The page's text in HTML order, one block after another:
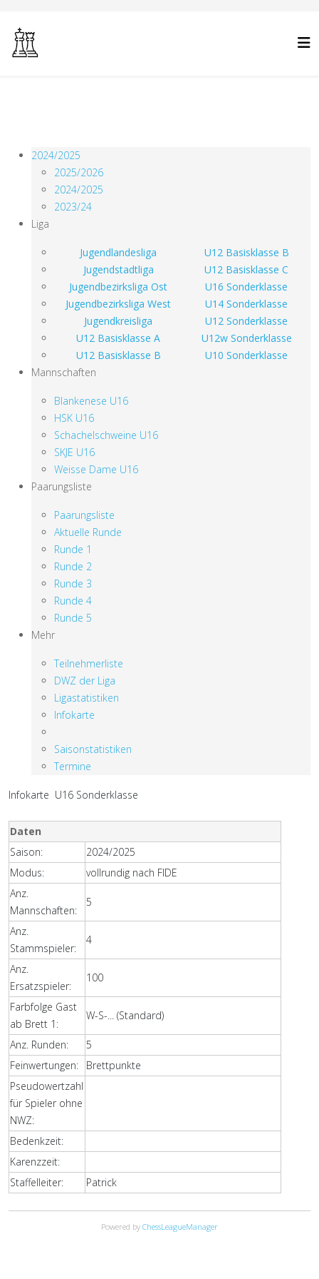
2024/2025
2025/2026
2024/2025
2023/24
Liga
Jugendlandesliga
U12 Basisklasse B
Jugendstadtliga
U12 Basisklasse C
Jugendbezirksliga Ost
U16 Sonderklasse
Jugendbezirksliga West
U14 Sonderklasse
Jugendkreisliga
U12 Sonderklasse
U12 Basisklasse A
U12w Sonderklasse
U12 Basisklasse B
U10 Sonderklasse
Mannschaften
Blankenese U16
HSK U16
Schachelschweine U16
SKJE U16
Weisse Dame U16
Paarungsliste
Paarungsliste
Aktuelle Runde
Runde 1
Runde 2
Runde 3
Runde 4
Runde 5
Mehr
Teilnehmerliste
DWZ der Liga
Ligastatistiken
Infokarte
Saisonstatistiken
Termine
Infokarte U16 Sonderklasse
Daten
Saison:
2024/2025
Modus:
vollrundig nach FIDE
Anz.
Mannschaften:
5
Anz.
Stammspieler:
4
Anz.
Ersatzspieler:
100
Farbfolge Gast
ab Brett 1:
W-S-... (Standard)
Anz. Runden:
5
Feinwertungen:
Brettpunkte
Pseudowertzahl
für Spieler ohne
NWZ:
Bedenkzeit:
Karenzzeit:
Staffelleiter:
Patrick
Powered by ChessLeagueManager